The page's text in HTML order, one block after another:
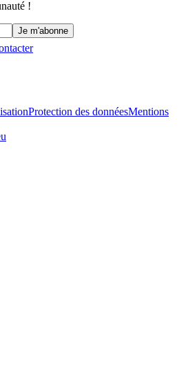
!
Je m'abonne
Protection des donnéesMentions